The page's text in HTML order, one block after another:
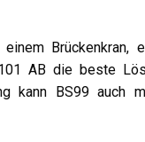
Brückenkran,
AB die beste
kann BS99 auch